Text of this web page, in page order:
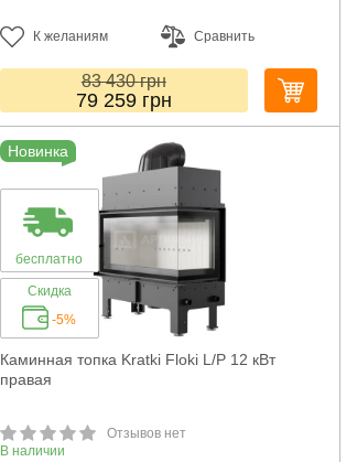
К желаниям Сравнить
83 430грн
79 259 грн
Новинка
бесплатно
Скидка
-5%
Каминная топка Kratki Floki L/P 12 кВт
правая
Отзывов нет
В наличии